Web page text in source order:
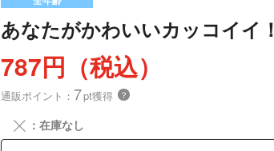
あなたがかわいいカッコイイ！
787円（税込）
通販ポイント： 7pt獲得 ？
╳ ：在庫なし